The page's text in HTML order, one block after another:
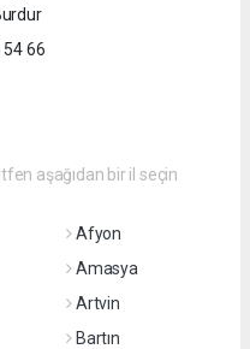
54 66
aşağıdan bir il seçin
Afyon
Amasya
Artvin
Bartın